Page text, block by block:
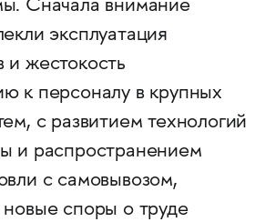
Сначала внимание
эксплуатация
и жестокость
к персоналу в крупных
с развитием технологий
и распространением
с самовывозом,
новые споры о труде